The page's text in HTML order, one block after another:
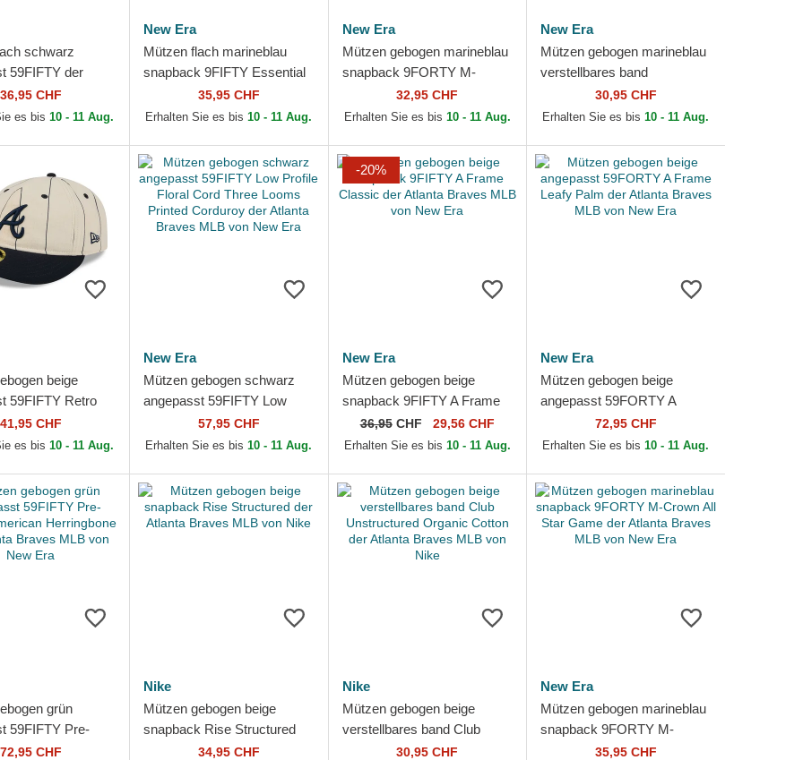
schwarz
59FIFTY der
MLB von
36,95 CHF
es bis10 - 11 Aug.
New Era
Mützen flach marineblau
snapback 9FIFTY Essential
der Atlanta Braves MLB von
New Era
35,95 CHF
Erhalten Sie es bis10 - 11 Aug.
New Era
Mützen gebogen marineblau
snapback 9FORTY M-
Crown Player Replica der
Atlanta Braves MLB von
32,95 CHF
Erhalten Sie es bis 10 - 11 Aug.
New Era
Mützen gebogen marineblau
verstellbares band
9TWENTY Core Classic der
Atlanta Braves MLB von
30,95 CHF
Erhalten Sie es bis10 - 11 Aug.
beige
59FIFTY Retro
der Atlanta
von New Era
41,95 CHF
es bis10 - 11 Aug.
New Era
Mützen gebogen schwarz
angepasst 59FIFTY Low
Profile Floral Cord Three
Looms Printed Corduroy
57,95 CHF
Erhalten Sie es bis10 - 11 Aug.
-20%
New Era
Mützen gebogen beige
snapback 9FIFTY A Frame
Classic der Atlanta Braves
MLB von New Era
36,95CHF 29,56 CHF
Erhalten Sie es bis 10 - 11 Aug.
New Era
Mützen gebogen beige
angepasst 59FORTY A
Frame Leafy Palm der
Atlanta Braves MLB von
72,95 CHF
Erhalten Sie es bis10 - 11 Aug.
grün
59FIFTY Pre-
72,95 CHF
Nike
Mützen gebogen beige
snapback Rise Structured
der Atlanta Braves MLB von
34,95 CHF
Nike
Mützen gebogen beige
verstellbares band Club
Unstructured Organic Cotton
30,95 CHF
New Era
Mützen gebogen marineblau
snapback 9FORTY M-
Crown All Star Game der
35,95 CHF